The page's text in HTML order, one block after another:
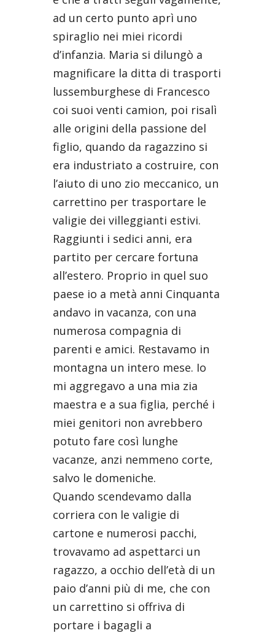
ad un certo punto aprì uno
spiraglio nei miei ricordi
d’infanzia. Maria si dilungò a
magnificare la ditta di trasporti
lussemburghese di Francesco
coi suoi venti camion, poi risalì
alle origini della passione del
figlio, quando da ragazzino si
era industriato a costruire, con
l’aiuto di uno zio meccanico, un
carrettino per trasportare le
valigie dei villeggianti estivi.
Raggiunti i sedici anni, era
partito per cercare fortuna
all’estero. Proprio in quel suo
paese io a metà anni Cinquanta
andavo in vacanza, con una
numerosa compagnia di
parenti e amici. Restavamo in
montagna un intero mese. Io
mi aggregavo a una mia zia
maestra e a sua figlia, perché i
miei genitori non avrebbero
potuto fare così lunghe
vacanze, anzi nemmeno corte,
salvo le domeniche.
Quando scendevamo dalla
corriera con le valigie di
cartone e numerosi pacchi,
trovavamo ad aspettarci un
ragazzo, a occhio dell’età di un
paio d’anni più di me, che con
un carrettino si offriva di
portare i bagagli a